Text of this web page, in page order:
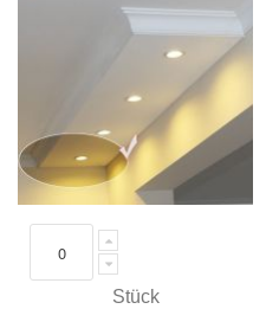
Stück